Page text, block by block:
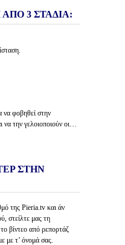
3 ΣΤΑΔΙΑ:
φοβηθεί στην
την γελοιοποιούν οι…
ΣΤΗΝ
της Pieria.tv και άν
στείλτε μας τη
βίντεο από ρεπορτάζ
με τ’ όνομά σας.